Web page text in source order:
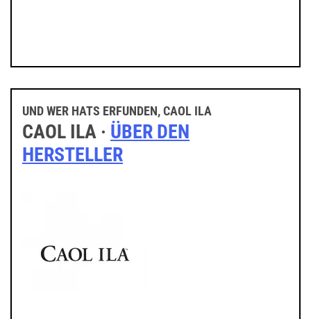
UND WER HATS ERFUNDEN, CAOL ILA
CAOL ILA · ÜBER DEN
HERSTELLER